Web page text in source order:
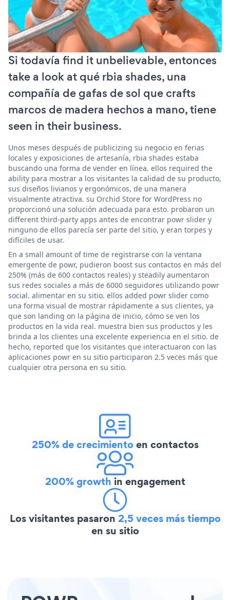
Si todavía find it unbelievable, entonces
take a look at qué rbia shades, una
compañía de gafas de sol que crafts
marcos de madera hechos a mano, tiene
seen in their business.
Unos meses después de publicizing su negocio en ferias
locales y exposiciones de artesanía, rbia shades estaba
buscando una forma de vender en línea. ellos required the
ability para mostrar a los visitantes la calidad de su producto,
sus diseños livianos y ergonómicos, de una manera
visualmente atractiva. su Orchid Store for WordPress no
proporcionó una solución adecuada para esto. probaron un
different third-party apps antes de encontrar powr slider y
ninguno de ellos parecía ser parte del sitio, y eran torpes y
difíciles de usar.
En a small amount of time de registrarse con la ventana
emergente de powr, pudieron boost sus contactos en más del
250% (más de 600 contactos reales) y steadily aumentaron
sus redes sociales a más de 6000 seguidores utilizando powr
social. alimentar en su sitio. ellos added powr slider como
una forma visual de mostrar rápidamente a sus clientes, ya
que son landing on la página de inicio, cómo se ven los
productos en la vida real. muestra bien sus productos y les
brinda a los clientes una excelente experiencia en el sitio. de
hecho, reported que los visitantes que interactuaron con las
aplicaciones powr en su sitio participaron 2.5 veces más que
cualquier otra persona en su sitio.
250% de crecimientoen contactos
200% growth in engagement
Los visitantes pasaron 2,5 veces más tiempo
en su sitio